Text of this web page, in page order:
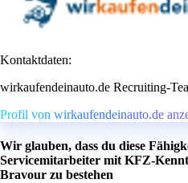
Kontaktdaten:
wirkaufendeinauto.de Recruiting-
Profil von wirkaufendeinauto.de
Wir glauben, dass du diese
Servicemitarbeiter mit KFZ-
Bravour zu bestehen